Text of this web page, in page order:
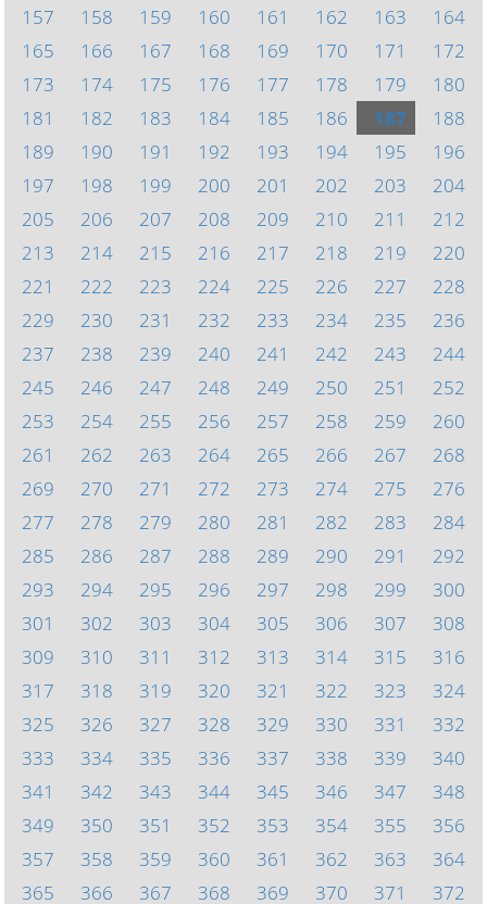
157
158 159 160 161 162 163
164
165
166 167 168 169 170 171
172
173
174 175 176 177 178 179
180
181
182 183 184 185 186 187
188
189
190 191 192 193 194 195
196
197
198 199 200 201 202 203
204
205
206 207 208 209 210 211
212
213
214 215 216 217 218 219
220
221
222 223 224 225 226 227
228
229
230 231 232 233 234 235
236
237
238 239 240 241 242 243
244
245
246 247 248 249 250 251
252
253
254 255 256 257 258 259
260
261
262 263 264 265 266 267
268
269
270 271 272 273 274 275
276
277
278 279 280 281 282 283
284
285
286 287 288 289 290 291
292
293
294 295 296 297 298 299
300
301
302 303 304 305 306 307
308
309
310 311 312 313 314 315
316
317
318 319 320 321 322 323
324
325
326 327 328 329 330 331
332
333
334 335 336 337 338 339
340
341
342 343 344 345 346 347
348
349
350 351 352 353 354 355
356
357
358 359 360 361 362 363
364
365
366 367 368 369 370 371 372